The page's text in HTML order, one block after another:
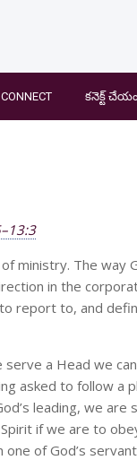
CONNECT కనెక్ట్
ministry. The way
in the
report to, and
a Head we
asked to follow a
leading, we are
if we are to
of God’s